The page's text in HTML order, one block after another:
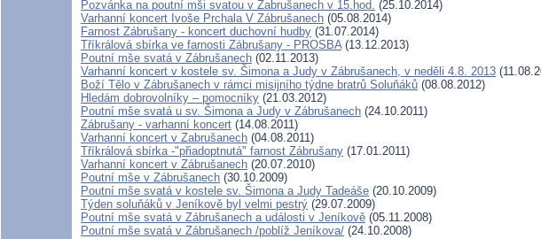
Pozvánka na poutní mši svatou v Zabrušanech v 15.hod. (25.10.2014)
Varhanní koncert Ivoše Prchala V Zábrušanech (05.08.2014)
Farnost Zábrušany - koncert duchovní hudby (31.07.2014)
Tříkrálová sbírka ve farnosti Zábrušany - PROSBA(13.12.2013)
Poutní mše svatá v Zábrušanech (02.11.2013)
Varhanní koncert v kostele sv. Šimona a Judy v Zábrušanech, v neděli 4.8. 2013
Boží Tělo v Zábrušanech v rámci misijního týdne bratrů Soluňáků (08.08.2012)
Hledám dobrovolníky – pomocníky (21.03.2012)
Poutní mše svatá u sv. Šimona a Judy v Zábrušanech (24.10.2011)
Zábrušany - varhanní koncert (14.08.2011)
Varhanní koncert v Zabrušanech (04.08.2011)
Tříkrálová sbírka -"přiadoptnutá" farnost Zábrušany (17.01.2011)
Varhanní koncert v Zábrušanech (20.07.2010)
Poutní mše v Zábrušanech (30.10.2009)
Poutní mše svatá v kostele sv. Šimona a Judy Tadeáše (20.10.2009)
Týden soluňáků v Jeníkově byl velmi pestrý (29.07.2009)
Poutní mše svatá v Zábrušanech a události v Jeníkově (05.11.2008)
Poutní mše svatá v Zábrušanech /poblíž Jeníkova/ (24.10.2008)